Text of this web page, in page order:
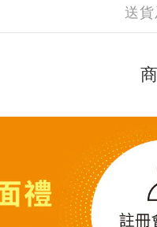
送